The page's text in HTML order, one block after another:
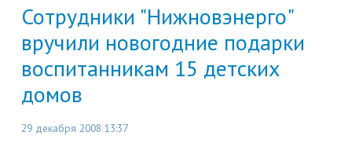
Сотрудники "Нижновэнерго"
вручили новогодние подарки
воспитанникам 15 детских
домов
29 декабря 2008 13:37